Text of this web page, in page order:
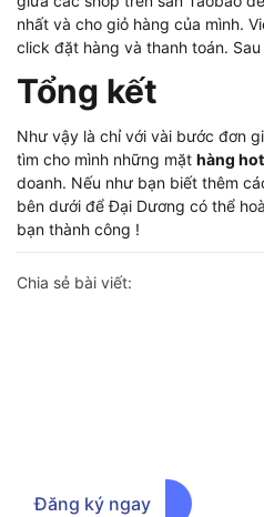
nhất và cho giỏ hàng của mình.
click đặt hàng và thanh toán.
Tổng kết
Như vậy là chỉ với vài bước đơn
tìm cho mình những mặt hàng
doanh. Nếu như bạn biết thêm
bên dưới để Đại Dương có thể
bạn thành công !
Chia sẻ bài viết:
Đăng ký ngay